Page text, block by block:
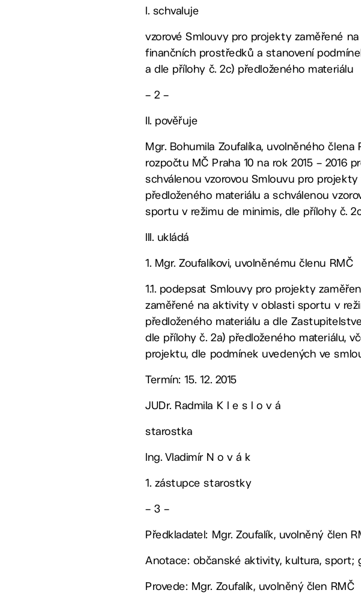
I. schvaluje
vzorové Smlouvy pro projekty zaměřené
finančních prostředků a stanovení
a dle přílohy č. 2c) předloženého materiálu
– 2 –
II. pověřuje
Mgr. Bohumila Zoufalíka, uvolněného
rozpočtu MČ Praha 10 na rok 2015 – 2016
schválenou vzorovou Smlouvu pro
předloženého materiálu a schválenou
sportu v režimu de minimis, dle přílohy č.
III. ukládá
1. Mgr. Zoufalíkovi, uvolněnému členu RMČ
1.1. podepsat Smlouvy pro projekty
zaměřené na aktivity v oblasti sportu v
předloženého materiálu a dle
dle přílohy č. 2a) předloženého materiálu,
projektu, dle podmínek uvedených ve
Termín: 15. 12. 2015
JUDr. Radmila K l e s l o v á
starostka
Ing. Vladimír N o v á k
1. zástupce starostky
– 3 –
Předkladatel: Mgr. Zoufalík, uvolněný člen
Anotace: občanské aktivity, kultura, sport;
Provede: Mgr. Zoufalík, uvolněný člen RMČ